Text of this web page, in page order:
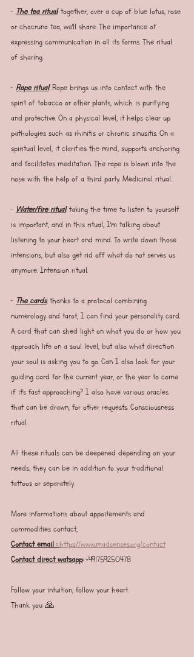
- The tea ritual: together, over a cup of blue lotus, rose
or chacruna tea, we'll share. The importance of
expressing communication in all its forms. The ritual
of sharing.
- Rape ritual: Rape brings us into contact with the
spirit of tobacco or other plants, which is purifying
and protective. On a physical level, it helps clear up
pathologies such as rhinitis or chronic sinusitis. On a
spiritual level, it clarifies the mind, supports anchoring
and facilitates meditation. The rape is blown into the
nose with the help of a third party. Medicinal ritual.
- Water/fire ritual: taking the time to listen to yourself
is important, and in this ritual, I'm talking about
listening to your heart and mind. To write down those
intensions, but also get rid off what do not serves us
anymore. Intension ritual.
- The cards: thanks to a protocol combining
numerology and tarot, I can find your personality card.
A card that can shed light on what you do or how you
approach life on a soul level, but also what direction
your soul is asking you to go. Can I also look for your
guiding card for the current year, or the year to come
if it's fast approaching? I also have various oracles
that can be drawn, for other requests. Consciousness
ritual.
All these rituals can be deepened depending on your
needs; they can be in addition to your traditional
tattoos or separately.
More informations about appoitements and
commodities contact,
Contact email : https://www.madsenses.org/contact
Contact direct watsapp: +491759250478
Follow your intuition, follow your heart.
Thank you 🙏